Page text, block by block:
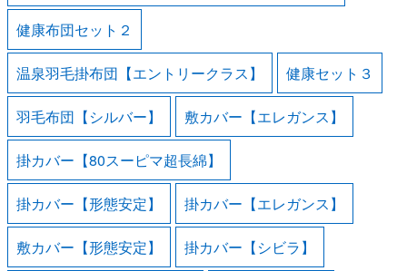
健康布団セット２
温泉羽毛掛布団【エントリークラス】 健康セット３
羽毛布団【シルバー】 敷カバー【エレガンス】
掛カバー【80スーピマ超長綿】
掛カバー【形態安定】 掛カバー【エレガンス】
敷カバー【形態安定】 掛カバー【シビラ】